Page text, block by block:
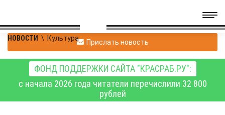
НОВОСТИ \ Культура Прислать новость
ФОНД ПОДДЕРЖКИ САЙТА "КРАСРАБ.РУ":
с начала 2026 года читатели перечислили 32 800
рублей